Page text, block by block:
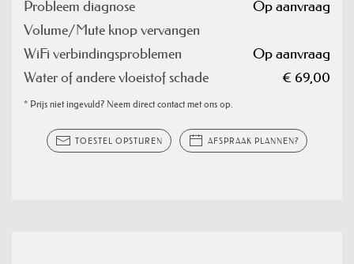
Probleem diagnose
Op aanvraag
Volume/Mute knop vervangen
WiFi verbindingsproblemen
Op aanvraag
Water of andere vloeistof schade
€ 69,00
* Prijs niet ingevuld? Neem direct contact met ons op.
TOESTEL OPSTUREN AFSPRAAK PLANNEN?